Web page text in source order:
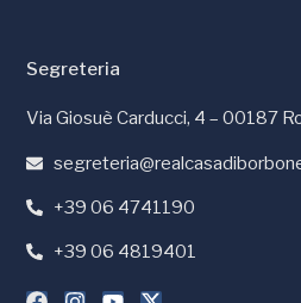
Segreteria
Via Giosuè Carducci, 4 – 00187
+39 06 4741190
+39 06 4819401